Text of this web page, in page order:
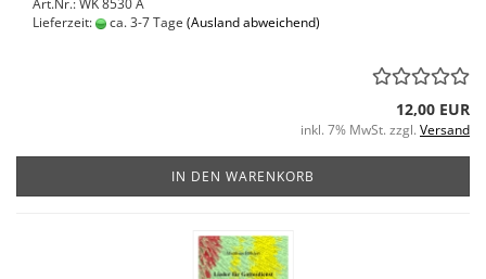
Art.Nr.: WK 8530 A
Lieferzeit:
ca. 3-7 Tage (Ausland abweichend)
12,00 EUR
inkl. 7% MwSt. zzgl. Versand
IN DEN WARENKORB